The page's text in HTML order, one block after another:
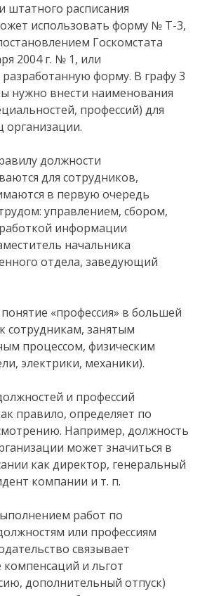
расписания
использовать форму № Т-3,
Госкомстата
2004 г. № 1, или
форму. В графу 3
нужно внести наименования
профессий) для
должности
для сотрудников,
в первую очередь
управлением, сбором,
информации
начальника
отдела, заведующий
«профессия» в большей
сотрудникам, занятым
процессом, физическим
электрики, механики).
и профессий
правило, определяет по
Например, должность
может значиться в
как директор, генеральный
компании и т. п.
работ по
или профессиям
связывает
компенсаций и льгот
дополнительный отпуск)